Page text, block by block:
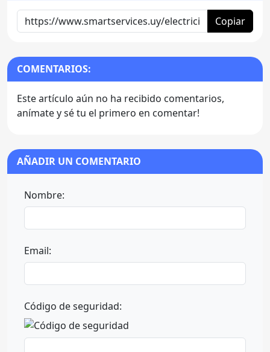
Copiar
COMENTARIOS:
Este artículo aún no ha recibido comentarios,
anímate y sé tu el primero en comentar!
AÑADIR UN COMENTARIO
Nombre:
Email:
Código de seguridad: